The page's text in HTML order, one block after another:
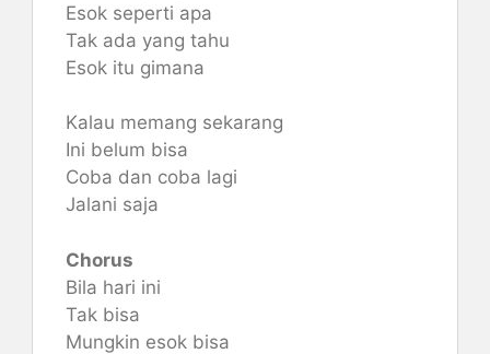
Esok seperti apa
Tak ada yang tahu
Esok itu gimana
Kalau memang sekarang
Ini belum bisa
Coba dan coba lagi
Jalani saja
Chorus
Bila hari ini
Tak bisa
Mungkin esok bisa